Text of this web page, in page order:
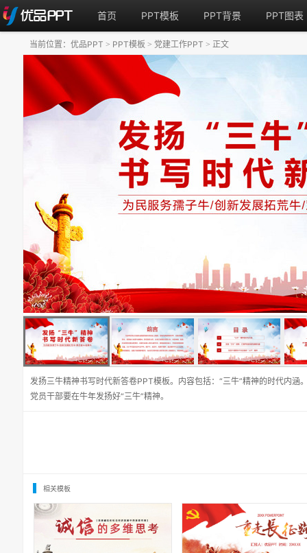
首页 PPT模板 PPT背景 PPT图表
发扬三牛精神书写时代新答卷PPT模板。内容包括：“三牛”精神的时代内涵
党员干部要在牛年发扬好“三牛”精神。
当前位置： 优品PPT > PPT模板 > 党建工作PPT > 正文
相关模板